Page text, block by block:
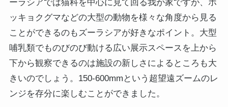
ーラシアでは猫科を中心に見て回る我が家ですが、ホ
ッキョクグマなどの大型の動物を様々な角度から見る
ことができるのもズーラシアが好きなポイント。大型
哺乳類でものびのび動ける広い展示スペースを上から
下から観察できるのは施設の新しさによるところも大
きいのでしょう。150-600mmという超望遠ズームのレ
ンジを存分に楽しむことができました。